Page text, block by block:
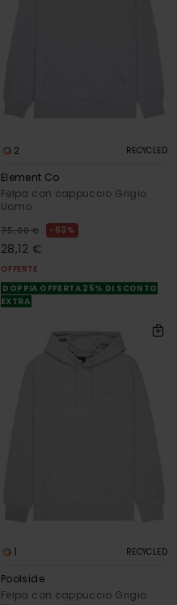
2 RECYCLED
Element Co
Felpa con cappuccio Grigio
Uomo
75,00 € 63%
28,12 €
OFFERTE
DOPPIA OFFERTA 25% DI SCONTO
EXTRA
1 RECYCLED
Poolside
Felpa con cappuccio Grigio